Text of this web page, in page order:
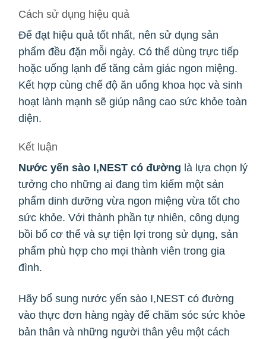
Cách sử dụng hiệu quả
Để đạt hiệu quả tốt nhất, nên sử dụng sản
phẩm đều đặn mỗi ngày. Có thể dùng trực tiếp
hoặc uống lạnh để tăng cảm giác ngon miệng.
Kết hợp cùng chế độ ăn uống khoa học và sinh
hoạt lành mạnh sẽ giúp nâng cao sức khỏe toàn
diện.
Kết luận
Nước yến sào I,NEST có đường là lựa chọn lý
tưởng cho những ai đang tìm kiếm một sản
phẩm dinh dưỡng vừa ngon miệng vừa tốt cho
sức khỏe. Với thành phần tự nhiên, công dụng
bồi bổ cơ thể và sự tiện lợi trong sử dụng, sản
phẩm phù hợp cho mọi thành viên trong gia
đình.
Hãy bổ sung nước yến sào I,NEST có đường
vào thực đơn hàng ngày để chăm sóc sức khỏe
bản thân và những người thân yêu một cách